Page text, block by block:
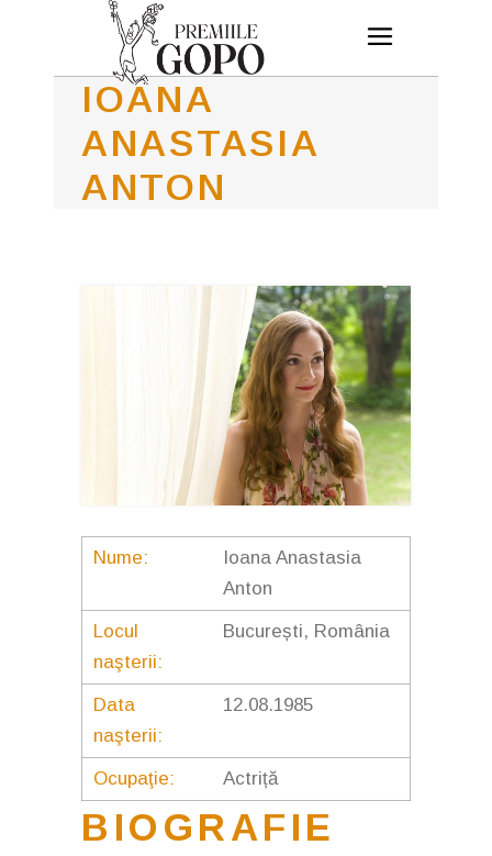
IOANA
ANASTASIA
ANTON
Nume:
Ioana Anastasia
Anton
Locul
naşterii:
București, România
Data
naşterii:
12.08.1985
Ocupaţie: Actriță
BIOGRAFIE